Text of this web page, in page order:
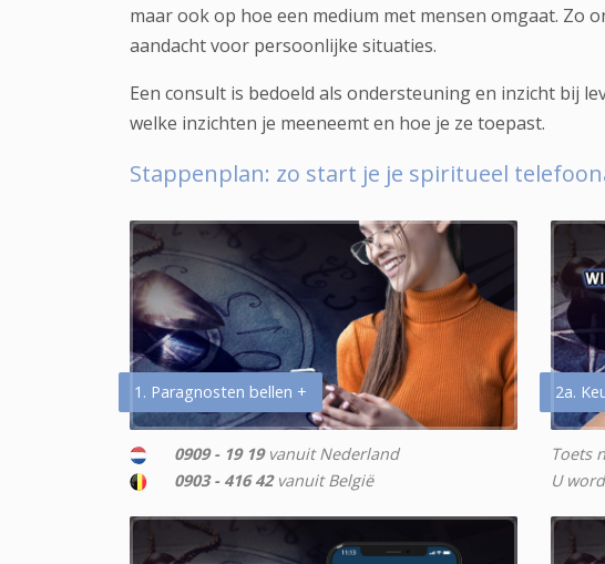
maar ook op hoe een medium met mensen omgaat.
aandacht voor persoonlijke situaties.
Een consult is bedoeld als ondersteuning en inzicht bij
welke inzichten je meeneemt en hoe je ze toepast.
Stappenplan: zo start je je spiritueel
1. Paragnosten bellen +
0909 - 19 19vanuit Nederland
0903 - 416 42vanuit België
2a.
Toets
U